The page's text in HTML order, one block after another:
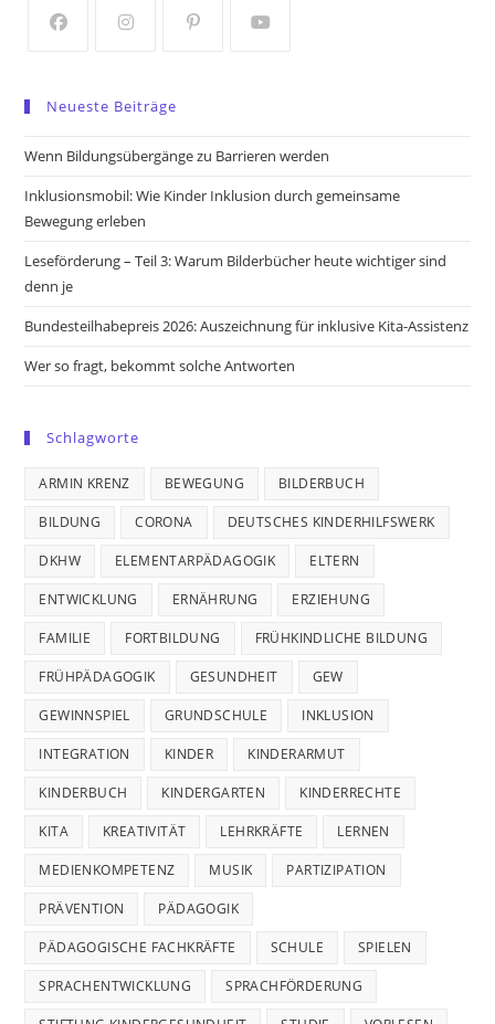
tab
tab
a
new
new
a
new
new
Neueste Beiträge
Wenn Bildungsübergänge zu Barrieren werden
Inklusionsmobil: Wie Kinder Inklusion durch gemeinsame
Bewegung erleben
Leseförderung – Teil 3: Warum Bilderbücher heute wichtiger sind
denn je
Bundesteilhabepreis 2026: Auszeichnung für inklusive Kita-Assistenz
Wer so fragt, bekommt solche Antworten
Schlagworte
ARMIN KRENZ BEWEGUNG BILDERBUCH
BILDUNG CORONA DEUTSCHES KINDERHILFSWERK
DKHW ELEMENTARPÄDAGOGIK ELTERN
ENTWICKLUNG ERNÄHRUNG ERZIEHUNG
FAMILIE FORTBILDUNG FRÜHKINDLICHE BILDUNG
FRÜHPÄDAGOGIK GESUNDHEIT GEW
GEWINNSPIEL GRUNDSCHULE INKLUSION
INTEGRATION KINDER KINDERARMUT
KINDERBUCH KINDERGARTEN KINDERRECHTE
KITA KREATIVITÄT LEHRKRÄFTE LERNEN
MEDIENKOMPETENZ MUSIK PARTIZIPATION
PRÄVENTION PÄDAGOGIK
PÄDAGOGISCHE FACHKRÄFTE SCHULE SPIELEN
SPRACHENTWICKLUNG SPRACHFÖRDERUNG